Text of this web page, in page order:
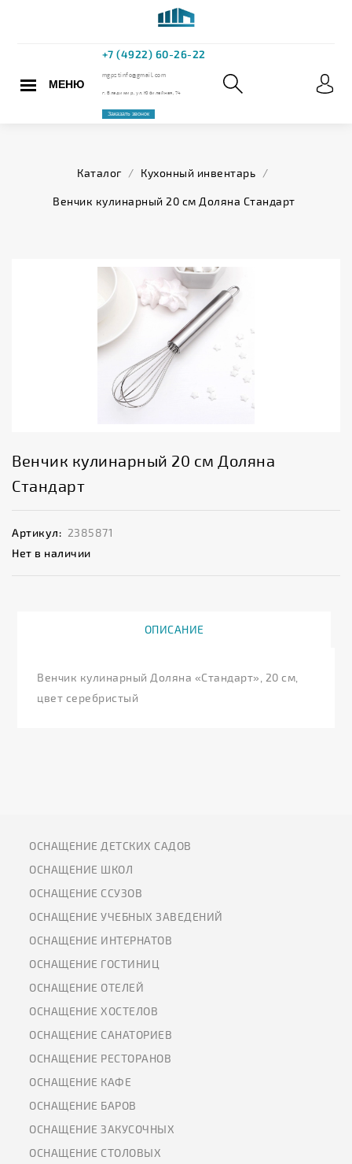
МЕНЮ
Каталог / Кухонный инвентарь /
Венчик кулинарный 20 см Доляна Стандарт
Венчик кулинарный 20 см Доляна
Стандарт
Артикул: 2385871
Нет в наличии
ОПИСАНИЕ
Венчик кулинарный Доляна «Стандарт», 20 см,
цвет серебристый
ОСНАЩЕНИЕ ДЕТСКИХ САДОВ
ОСНАЩЕНИЕ ШКОЛ
ОСНАЩЕНИЕ ССУЗОВ
ОСНАЩЕНИЕ УЧЕБНЫХ ЗАВЕДЕНИЙ
ОСНАЩЕНИЕ ИНТЕРНАТОВ
ОСНАЩЕНИЕ ГОСТИНИЦ
ОСНАЩЕНИЕ ОТЕЛЕЙ
ОСНАЩЕНИЕ ХОСТЕЛОВ
ОСНАЩЕНИЕ САНАТОРИЕВ
ОСНАЩЕНИЕ РЕСТОРАНОВ
ОСНАЩЕНИЕ КАФЕ
ОСНАЩЕНИЕ БАРОВ
ОСНАЩЕНИЕ ЗАКУСОЧНЫХ
ОСНАЩЕНИЕ СТОЛОВЫХ